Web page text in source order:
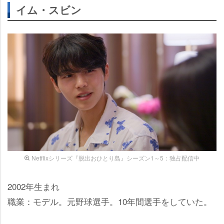
イム・スビン
Netflixシリーズ『脱出おひとり島』シーズン1～5：独占配信中
2002年生まれ
職業：モデル。元野球選手。10年間選手をしていた。